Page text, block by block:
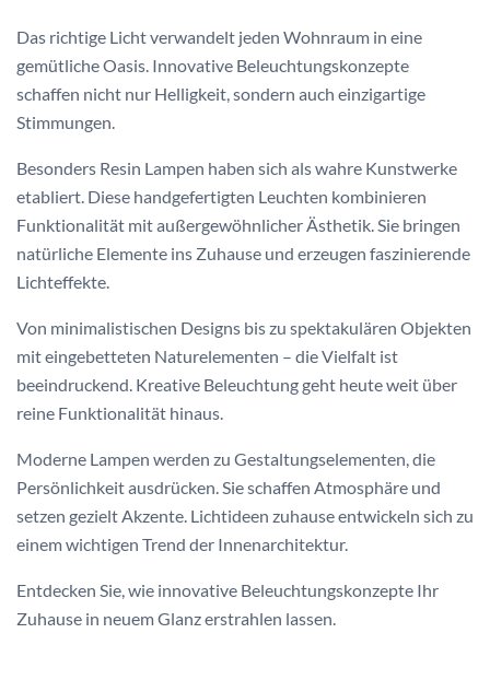
Das richtige Licht verwandelt jeden Wohnraum in eine
gemütliche Oasis. Innovative Beleuchtungskonzepte
schaffen nicht nur Helligkeit, sondern auch einzigartige
Stimmungen.
Besonders Resin Lampen haben sich als wahre Kunstwerke
etabliert. Diese handgefertigten Leuchten kombinieren
Funktionalität mit außergewöhnlicher Ästhetik. Sie bringen
natürliche Elemente ins Zuhause und erzeugen faszinierende
Lichteffekte.
Von minimalistischen Designs bis zu spektakulären Objekten
mit eingebetteten Naturelementen – die Vielfalt ist
beeindruckend. Kreative Beleuchtung geht heute weit über
reine Funktionalität hinaus.
Moderne Lampen werden zu Gestaltungselementen, die
Persönlichkeit ausdrücken. Sie schaffen Atmosphäre und
setzen gezielt Akzente. Lichtideen zuhause entwickeln sich zu
einem wichtigen Trend der Innenarchitektur.
Entdecken Sie, wie innovative Beleuchtungskonzepte Ihr
Zuhause in neuem Glanz erstrahlen lassen.